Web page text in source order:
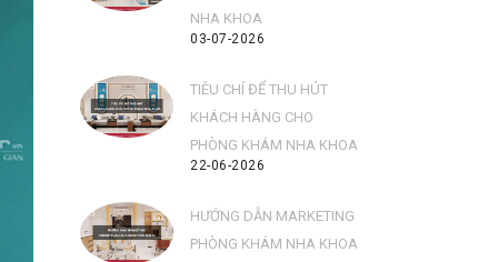
NHA KHOA
03-07-2026
TIÊU CHÍ ĐỂ THU HÚT
KHÁCH HÀNG CHO
PHÒNG KHÁM NHA KHOA
22-06-2026
HƯỚNG DẪN MARKETING
PHÒNG KHÁM NHA KHOA